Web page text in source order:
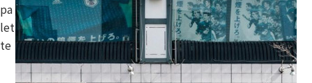
pa
let
te